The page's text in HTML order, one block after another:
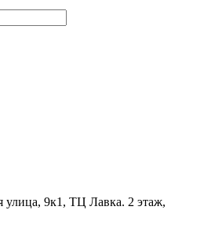
улица, 9к1, ТЦ Лавка. 2 этаж,